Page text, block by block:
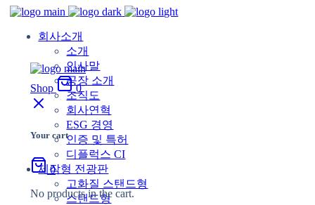
회사소개
소개
인사말
공장 소개
조직도
회사연혁
ESG 경영
인증 및 특허
디플럭스 CI
제작형 전광판
고화질 스탠드형
스탠드형
Shop 0
Your cart
0
No products in the cart.